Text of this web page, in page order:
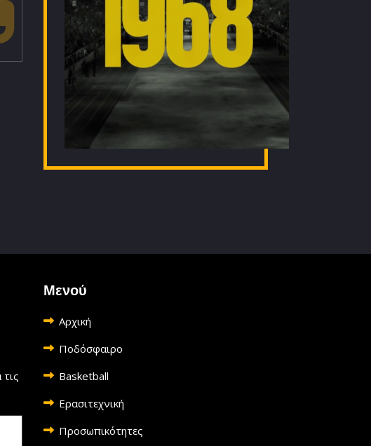
Μενού
Αρχική
Ποδόσφαιρο
Basketball
Ερασιτεχνική
Προσωπικότητες